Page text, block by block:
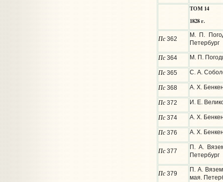
ТОМ 14
1828 г.
Пс362
М. П.
Петербург
Пс364 М. П.
Пс365 С. А.
Пс368 А. Х.
Пс372 И. Е.
Пс374 А. Х.
Пс376 А. Х.
Пс377
П. А.
Петербург
Пс379
П. А.
мая.